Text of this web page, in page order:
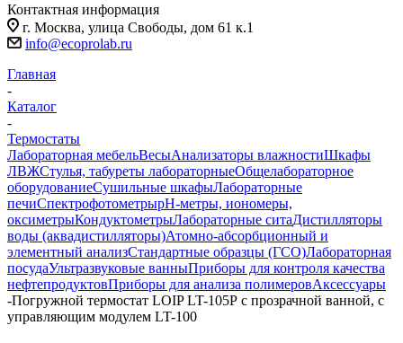
Контактная информация
г. Москва, улица Свободы, дом 61 к.1
info@ecoprolab.ru
Главная
-
Каталог
-
Термостаты
Лабораторная мебельВесыАнализаторы влажностиШкафы
ЛВЖСтулья, табуреты лабораторныеОбщелабораторное
оборудованиеСушильные шкафыЛабораторные
печиСпектрофотометрыpH-метры, иономеры,
оксиметрыКондуктометрыЛабораторные ситаДистилляторы
воды (аквадистилляторы)Атомно-абсорбционный и
элементный анализСтандартные образцы (ГСО)Лабораторная
посудаУльтразвуковые ванныПриборы для контроля качества
нефтепродуктовПриборы для анализа полимеровАксессуары
-Погружной термостат LOIP LT-105Р с прозрачной ванной, с
управляющим модулем LT-100